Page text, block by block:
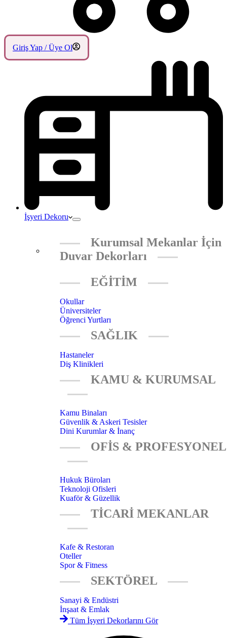
Giriş Yap / Üye Ol
İşyeri Dekoru
Kurumsal Mekanlar İçin
Duvar Dekorları
EĞİTİM
Okullar
Üniversiteler
Öğrenci Yurtları
SAĞLIK
Hastaneler
Diş Klinikleri
KAMU & KURUMSAL
Kamu Binaları
Güvenlik & Askeri Tesisler
Dini Kurumlar & İnanç
OFİS & PROFESYONEL
Hukuk Büroları
Teknoloji Ofisleri
Kuaför & Güzellik
TİCARİ MEKANLAR
Kafe & Restoran
Oteller
Spor & Fitness
SEKTÖREL
Sanayi & Endüstri
İnşaat & Emlak
Tüm İşyeri Dekorlarını Gör